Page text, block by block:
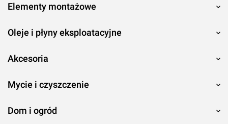
Elementy montażowe
Oleje i płyny eksploatacyjne
Akcesoria
Mycie i czyszczenie
Dom i ogród